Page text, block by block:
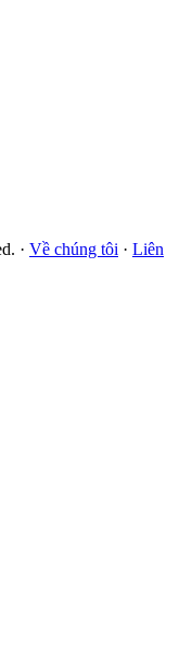
· Về chúng tôi · Liên